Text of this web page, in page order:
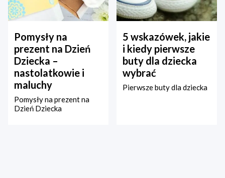
Pomysły na
prezent na Dzień
Dziecka –
nastolatkowie i
maluchy
Pomysły na prezent na
Dzień Dziecka
5 wskazówek, jakie
i kiedy pierwsze
buty dla dziecka
wybrać
Pierwsze buty dla dziecka